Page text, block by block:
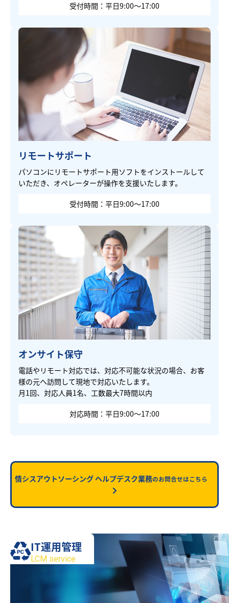
受付時間：平日9:00～17:00
リモートサポート
パソコンにリモートサポート用ソフトをインストールして
いただき、オペレーターが操作を支援いたします。
受付時間：平日9:00～17:00
オンサイト保守
電話やリモート対応では、対応不可能な状況の場合、お客
様の元へ訪問して現地で対応いたします。
月1回、対応人員1名、工数最大7時間以内
対応時間：平日9:00～17:00
情シスアウトソーシング ヘルプデスク業務のお問合せはこちら
IT運用管理
LCM service